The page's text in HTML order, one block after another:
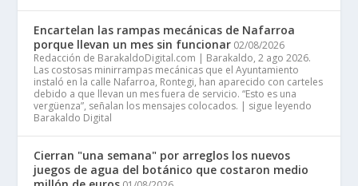
Encartelan las rampas mecánicas de Nafarroa
porque llevan un mes sin funcionar 02/08/2026
Redacción de BarakaldoDigital.com | Barakaldo, 2 ago 2026.
Las costosas minirrampas mecánicas que el Ayuntamiento
instaló en la calle Nafarroa, Rontegi, han aparecido con carteles
debido a que llevan un mes fuera de servicio. “Esto es una
vergüenza”, señalan los mensajes colocados. | sigue leyendo
Barakaldo Digital
Cierran "una semana" por arreglos los nuevos
juegos de agua del botánico que costaron medio